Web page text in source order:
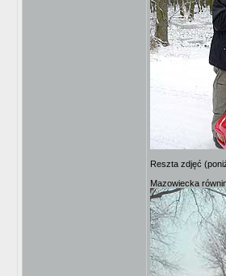
Reszta zdjęć
Mazowiecka